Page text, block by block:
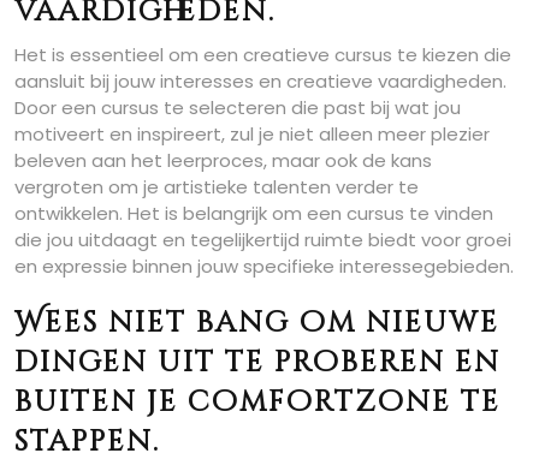
vaardigheden.
Het is essentieel om een creatieve cursus te kiezen die
aansluit bij jouw interesses en creatieve vaardigheden.
Door een cursus te selecteren die past bij wat jou
motiveert en inspireert, zul je niet alleen meer plezier
beleven aan het leerproces, maar ook de kans
vergroten om je artistieke talenten verder te
ontwikkelen. Het is belangrijk om een cursus te vinden
die jou uitdaagt en tegelijkertijd ruimte biedt voor groei
en expressie binnen jouw specifieke interessegebieden.
Wees niet bang om nieuwe
dingen uit te proberen en
buiten je comfortzone te
stappen.